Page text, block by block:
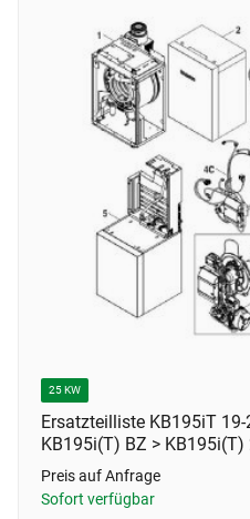
25 KW
Ersatzteilliste KB195iT
KB195i(T) BZ > KB195i(T)
Preis auf Anfrage
Sofort verfügbar